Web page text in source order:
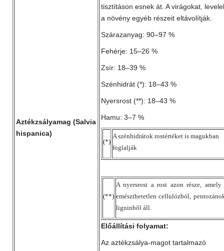
Aztékzsályamag (Salvia
hispanica)
tisztításon esnek át. A virágokat,
a növény egyéb részeit eltávolítják.
Szárazanyag: 90–97 %
Fehérje: 15–26 %
Zsír: 18–39 %
Szénhidrát (*): 18–43 %
Nyersrost (**): 18–43 %
Hamu: 3–7 %
(*)
A szénhidrátok rostértéket is magukban
foglalják
(**)
A nyersrost a rost azon része, amely
emészthetetlen cellulózból,
ligninből áll.
Előállítási folyamat:
Az aztékzsálya-magot tartalmazó